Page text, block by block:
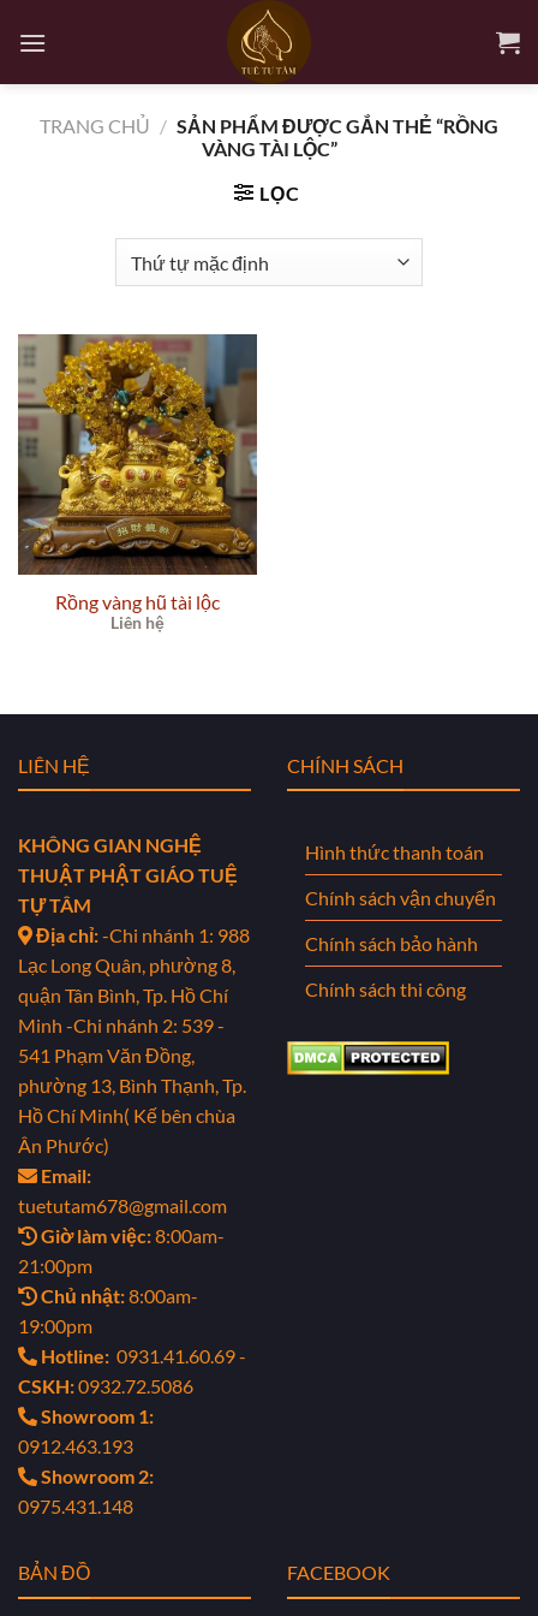
qua
TRANG CHỦ / SẢN PHẨM ĐƯỢC GẮN THẺ “RỒNG
VÀNG TÀI LỘC”
LỌC
Rồng vàng hũ tài lộc
Liên hệ
LIÊN HỆ
KHÔNG GIAN NGHỆ
THUẬT PHẬT GIÁO TUỆ
TỰ TÂM
Địa chỉ:-Chi nhánh 1: 988
Lạc Long Quân, phường 8,
quận Tân Bình, Tp. Hồ Chí
Minh -Chi nhánh 2: 539 -
541 Phạm Văn Đồng,
phường 13, Bình Thạnh, Tp.
Hồ Chí Minh( Kế bên chùa
Ân Phước)
Email:
tuetutam678@gmail.com
Giờ làm việc:8:00am-
21:00pm
Chủ nhật:8:00am-
19:00pm
Hotline: 0931.41.60.69 -
CSKH:0932.72.5086
Showroom 1:
0912.463.193
Showroom 2:
0975.431.148
CHÍNH SÁCH
Hình thức thanh toán
Chính sách vận chuyển
Chính sách bảo hành
Chính sách thi công
BẢN ĐỒ FACEBOOK